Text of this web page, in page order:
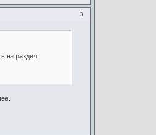
3
на раздел